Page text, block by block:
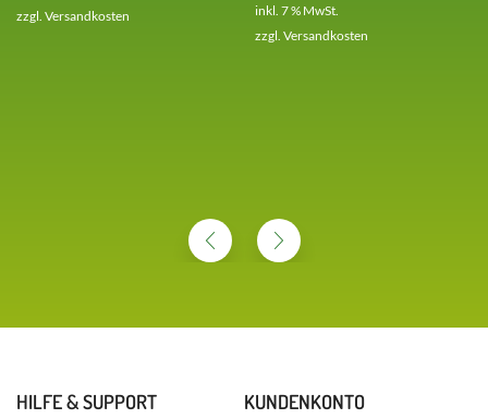
zzgl. Versandkosten
inkl. 7 % MwSt.
zzgl. Versandkosten
HILFE & SUPPORT KUNDENKONTO